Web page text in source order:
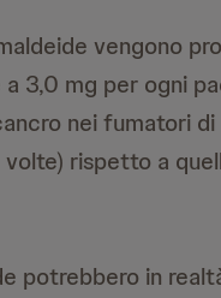
vengono
3,0 mg per ogni
nei fumatori
rispetto a
potrebbero in